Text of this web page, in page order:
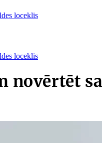
loceklis
loceklis
novērtēt